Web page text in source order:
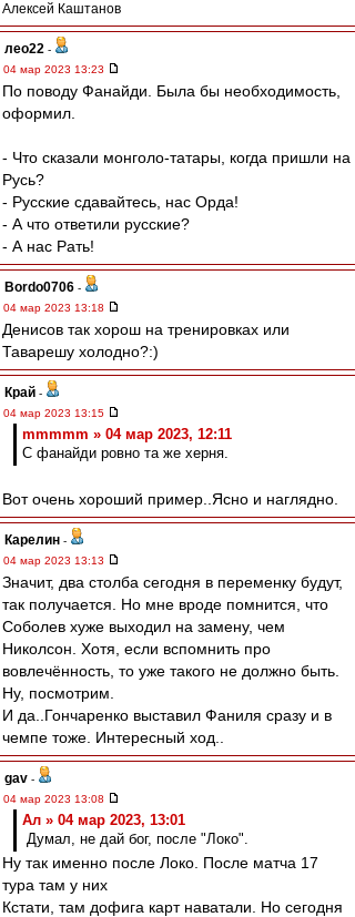
Алексей Каштанов
лео22 -
04 мар 2023 13:23
По поводу Фанайди. Была бы необходимость,
оформил.
- Что сказали монголо-татары, когда пришли на
Русь?
- Русские сдавайтесь, нас Орда!
- А что ответили русские?
- А нас Рать!
Bordo0706 -
04 мар 2023 13:18
Денисов так хорош на тренировках или
Таварешу холодно?:)
Край -
04 мар 2023 13:15
mmmmm » 04 мар 2023, 12:11
С фанайди ровно та же херня.
Вот очень хороший пример..Ясно и наглядно.
Карелин -
04 мар 2023 13:13
Значит, два столба сегодня в переменку будут,
так получается. Но мне вроде помнится, что
Соболев хуже выходил на замену, чем
Николсон. Хотя, если вспомнить про
вовлечённость, то уже такого не должно быть.
Ну, посмотрим.
И да..Гончаренко выставил Фаниля сразу и в
чемпе тоже. Интересный ход..
gav -
04 мар 2023 13:08
Ал » 04 мар 2023, 13:01
Думал, не дай бог, после "Локо".
Ну так именно после Локо. После матча 17
тура там у них
Кстати, там дофига карт наватали. Но сегодня